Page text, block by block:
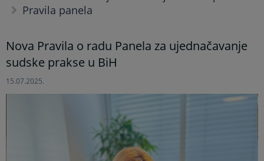
Pravila panela
Nova Pravila o radu Panela za ujednačavanje
sudske prakse u BiH
15.07.2025.